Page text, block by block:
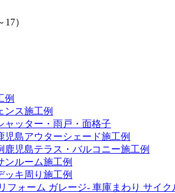
17）
例
ンス施工例
ャッター・雨戸・面格子
アウターシェード施工例
テラス・バルコニー施工例
ンルーム施工例
ッキ周り施工例